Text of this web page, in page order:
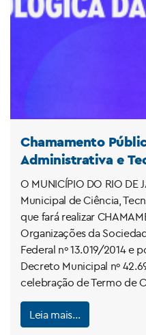
Chamamento
Administrativa e
Satélites
O MUNICÍPIO DO RIO DE
Municipal de Ciência,
que fará realizar
Organizações da
Federal nº 13.019/2014 e
Decreto Municipal nº
celebração de Termo de
Leia mais…